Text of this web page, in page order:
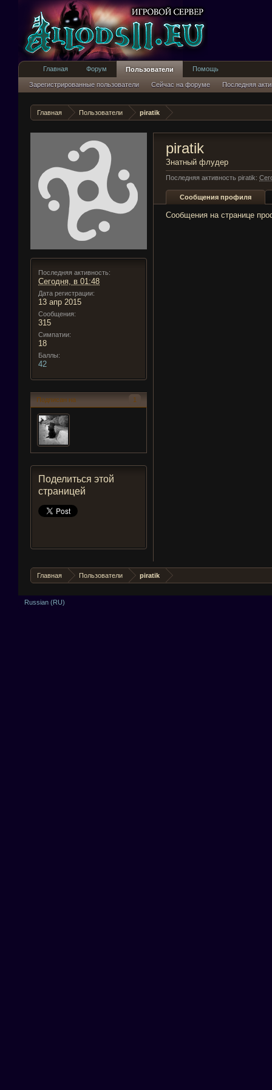
Главная Пользователи piratik
Последняя активность:
Сегодня, в 01:48
Дата регистрации:
13 апр 2015
Сообщения:
315
Симпатии:
18
Баллы:
42
Подписан на 1
Поделиться этой
страницей
piratik
Знатный флудер
Последняя активность piratik:
Сообщения профиля
Сообщения на странице
Главная Пользователи piratik
Главная Форум Пользователи
Зарегистрированные пользователи Сейчас на форуме Последняя
Помощь
Russian (RU)